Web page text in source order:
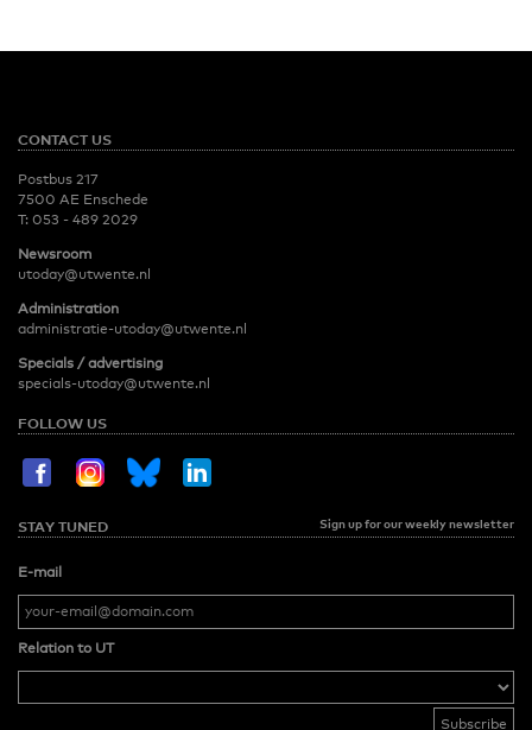
CONTACT US
Postbus 217
7500 AE Enschede
T: 053 - 489 2029
Newsroom
utoday@utwente.nl
Administration
administratie-utoday@utwente.nl
Specials / advertising
specials-utoday@utwente.nl
FOLLOW US
STAY TUNED Sign up for our weekly newsletter
E-mail
Relation to UT